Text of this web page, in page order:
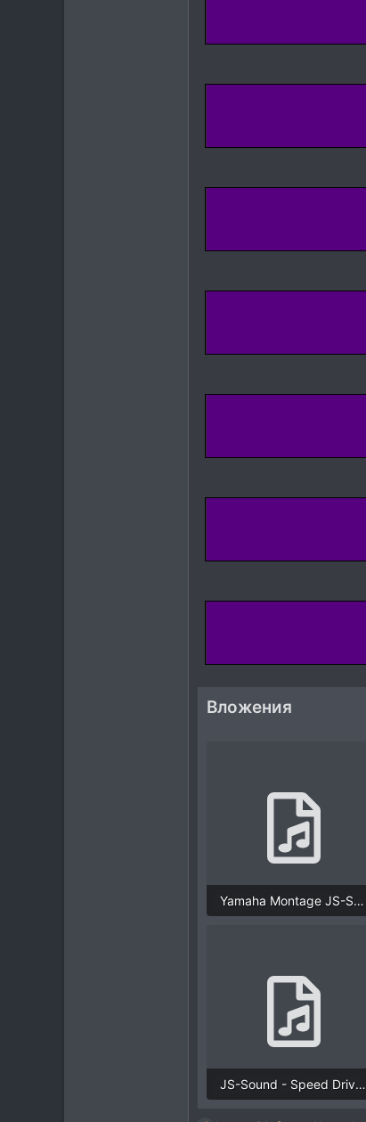
Вложения
Yamaha Montage JS-Sound Preset from Nature for Brain Sound Set.mp3
JS-Sound - Speed Drive.mp3